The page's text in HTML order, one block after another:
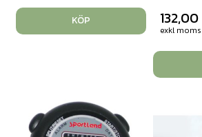
KÖP 132,00
exkl moms